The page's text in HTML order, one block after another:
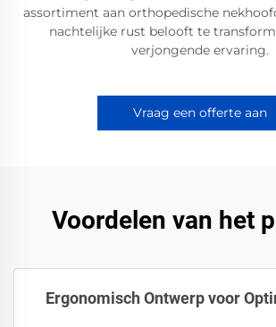
assortiment aan orthopedische
nachtelijke rust belooft te
verjongende ervaring.
Vraag een offerte aan
Voordelen van het
Ergonomisch Ontwerp voor